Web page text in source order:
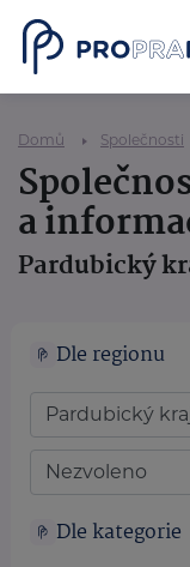
Domů Společnosti
a
Pardubický
Dle regionu
Dle kategorie